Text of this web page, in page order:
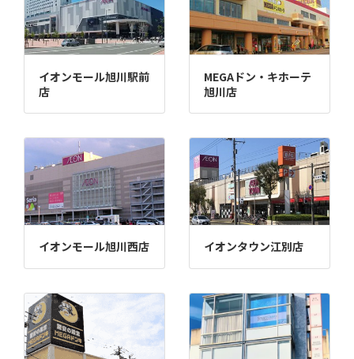
イオンモール旭川駅前
店
MEGAドン・キホーテ
旭川店
イオンモール旭川西店 イオンタウン江別店